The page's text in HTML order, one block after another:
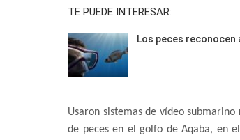
TE PUEDE INTERESAR:
Los peces reconocen
Usaron sistemas de vídeo
de peces en el golfo de Aqaba, en